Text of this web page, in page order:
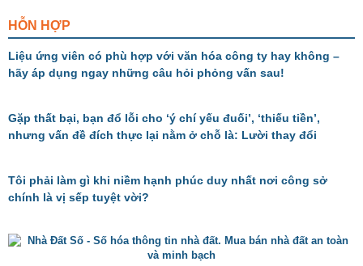
HỖN HỢP
Liệu ứng viên có phù hợp với văn hóa công ty hay không –
hãy áp dụng ngay những câu hỏi phỏng vấn sau!
Gặp thất bại, bạn đổ lỗi cho ‘ý chí yếu đuối’, ‘thiếu tiền’,
nhưng vấn đề đích thực lại nằm ở chỗ là: Lười thay đổi
Tôi phải làm gì khi niềm hạnh phúc duy nhất nơi công sở
chính là vị sếp tuyệt vời?